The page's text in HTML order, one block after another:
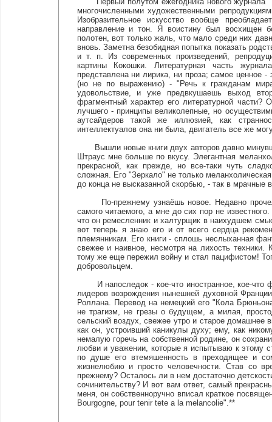
многочисленными художественными
Изобразительное искусство вообще
направление и тон. Я воистину был восхищен
полотен, вот только жаль, что мало среди них
вновь. Заметна безобидная попытка показать
и т. п. Из современных произведений,
картины Кокошки. Литературная часть
представлена ни лирика, ни проза; самое
(но не по выражению) - "Речь к гражданам
удовольствие, и уже предвкушаешь выход
фрагментный характер его литературной
лучшего - принципы великолепные, но
аутсайдеров такой же иллюзией, как
интеллектуалов она ни была, двигатель все же
Вышли новые книги двух авторов давно
Штраус мне больше по вкусу. Элегантная
прекрасной, как прежде, но все-таки чуть
сложная. Его "Зеркало" не только
до конца не высказанной скорбью, - так в
По-прежнему узнаёшь новое. Недавно прочел
самого читаемого, а мне до сих пор не
что он ремесленник и халтурщик в наихудшем
вот теперь я знаю его и от всего сердца
племянникам. Его книги - сплошь неслыханная
свежее и наивное, несмотря на лихость
тому же еще пережил войну и стал пацифистом!
добровольцем.
И напоследок - кое-что иностранное, кое-что
лидеров возрождения нынешней духовной
Роллана. Перевод на немецкий его "Кола
не трагизм, не грезы о будущем, а милая,
сельский воздух, свежее утро и старое домашнее
как он, устроивший каникулы духу; ему, как
немалую горечь на собственной родине, он
любви и уважении, которые я испытываю к этому
по душе его втемяшенность в преходящее и
жизнелюбию и просто человечности. Став со
прежнему? Осталось ли в нем достаточно
сочинительству? И вот вам ответ, самый
меня, он собственноручно вписал краткое
Bourgogne, pour tenir tete a la melancolie".**